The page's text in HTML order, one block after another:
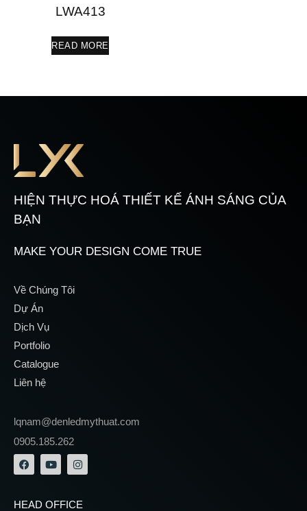
LWA413
READ MORE
HIỆN THỰC HOÁ THIẾT KẾ ÁNH SÁNG CỦA
BẠN
MAKE YOUR DESIGN COME TRUE
Về Chúng Tôi
Dự Án
Dịch Vụ
Portfolio
Catalogue
Liên hệ
lqnam@denledmythuat.com
0905.185.262
HEAD OFFICE